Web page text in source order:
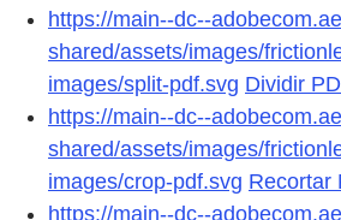
https://main--dc--
shared/assets/images/
images/split-pdf.svg Dividir
https://main--dc--
shared/assets/images/
images/crop-pdf.svg Recortar
https://main--dc--